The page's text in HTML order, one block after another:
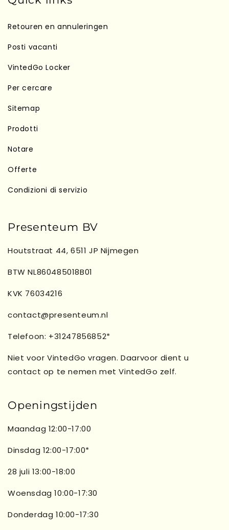
Retouren en annuleringen
Posti vacanti
VintedGo Locker
Per cercare
Sitemap
Prodotti
Notare
Offerte
Condizioni di servizio
Presenteum BV
Houtstraat 44, 6511 JP Nijmegen
BTW NL860485018B01
KVK 76034216
contact@presenteum.nl
Telefoon: +31247856852*
Niet voor VintedGo vragen. Daarvoor dient u
contact op te nemen met VintedGo zelf.
Openingstijden
Maandag 12:00-17:00
Dinsdag 12:00-17:00*
28 juli 13:00-18:00
Woensdag 10:00-17:30
Donderdag 10:00-17:30